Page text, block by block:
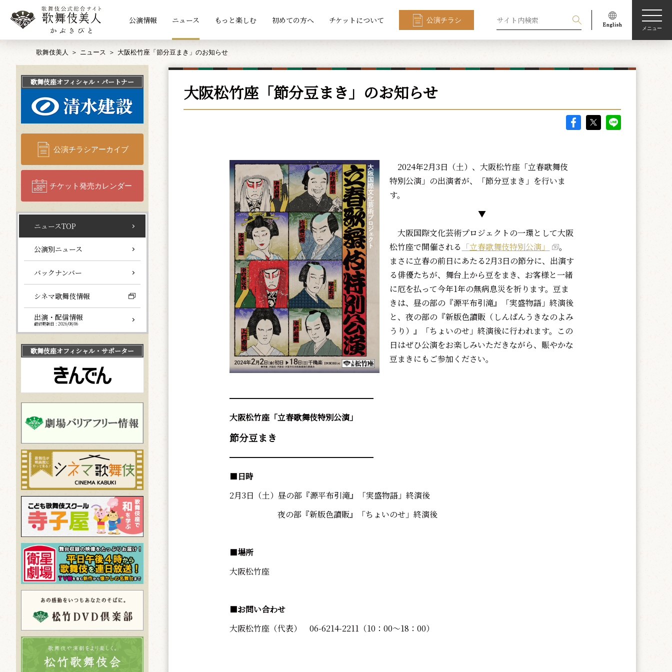
公演情報 ニュース もっと楽しむ 初めての方へ チケットについて 公演チラシ
メニュー
歌舞伎美人 ニュース 大阪松竹座「節分豆まき」のお知らせ
大阪松竹座「節分豆まき」のお知らせ
2024年2月3日（土）、大阪松竹座「立春歌舞伎
特別公演」の出演者が、「節分豆まき」を行いま
す。
▼
大阪国際文化芸術プロジェクトの一環として大阪
松竹座で開催される 「立春歌舞伎特別公演」
。
まさに立春の前日にあたる2月3日の節分に、出演す
る俳優たちが、舞台上から豆をまき、お客様と一緒
に厄を払って今年1年の無病息災を祈ります。豆ま
きは、昼の部の『源平布引滝』「実盛物語」終演後
と、夜の部の『新版色讀販（しんぱんうきなのよみ
うり）』「ちょいのせ」終演後に行われます。この
日はぜひ公演をお楽しみいただきながら、賑やかな
豆まきにもご参加ください。
━━━━━━━━━━━━━━━━━━
大阪松竹座「立春歌舞伎特別公演」
節分豆まき
━━━━━━━━━━━━━━━━━━
■日時
2月3日（土）昼の部『源平布引滝』「実盛物語」終演後
夜の部『新版色讀販』「ちょいのせ」終演後
■場所
大阪松竹座
■お問い合わせ
大阪松竹座（代表） 06-6214-2211（10：00～18：00）
歌舞伎座オフィシャル・パートナー
公演チラシアーカイブ
チケット発売カレンダー
ニュースTOP
公演別ニュース
バックナンバー
シネマ歌舞伎情報
出演・配信情報
最終更新日：2026/08/06
歌舞伎座オフィシャル・サポーター